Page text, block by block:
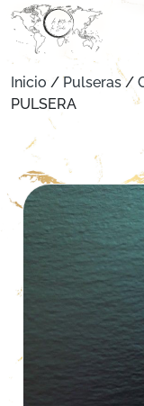
Inicio / Pulseras/
PULSERA